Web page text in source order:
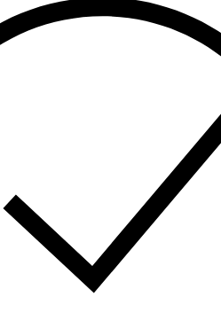
MEET სისტემა
, რაც
და კომფორტს